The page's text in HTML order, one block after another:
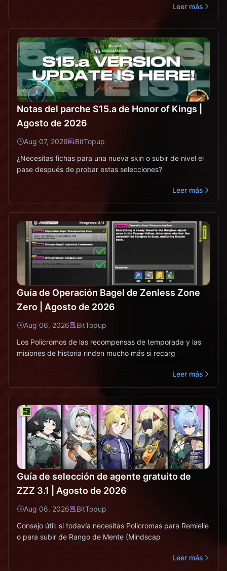
Leer más
Notas del parche S15.a de Honor of Kings |
Agosto de 2026
Aug 07, 2026
BitTopup
¿Necesitas fichas para una nueva skin o subir de nivel el
pase después de probar estas selecciones?
Leer más
Guía de Operación Bagel de Zenless Zone
Zero | Agosto de 2026
Aug 06, 2026
BitTopup
Los Policromos de las recompensas de temporada y las
misiones de historia rinden mucho más si recarg
Leer más
Guía de selección de agente gratuito de
ZZZ 3.1 | Agosto de 2026
Aug 06, 2026
BitTopup
Consejo útil: si todavía necesitas Policromas para Remielle
o para subir de Rango de Mente (Mindscap
Leer más